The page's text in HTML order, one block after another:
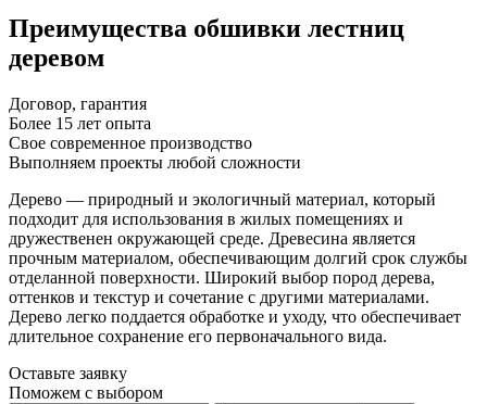
Преимущества обшивки лестниц
деревом
Договор, гарантия
Более 15 лет опыта
Свое современное производство
Выполняем проекты любой сложности
Дерево — природный и экологичный материал, который
подходит для использования в жилых помещениях и
дружественен окружающей среде. Древесина является
прочным материалом, обеспечивающим долгий срок службы
отделанной поверхности. Широкий выбор пород дерева,
оттенков и текстур и сочетание с другими материалами.
Дерево легко поддается обработке и уходу, что обеспечивает
длительное сохранение его первоначального вида.
Оставьте заявку
Поможем с выбором